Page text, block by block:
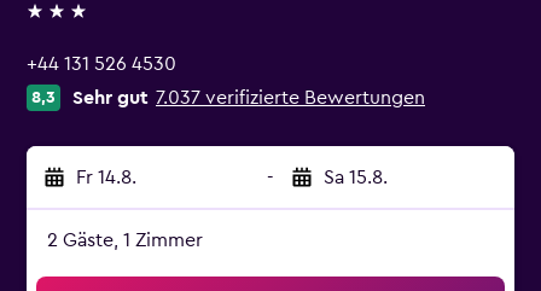
3 Sterne
+44 131 526 4530
8,3 Sehr gut 7.037 verifizierte Bewertungen
Fr 14.8. - Sa 15.8.
2 Gäste, 1 Zimmer